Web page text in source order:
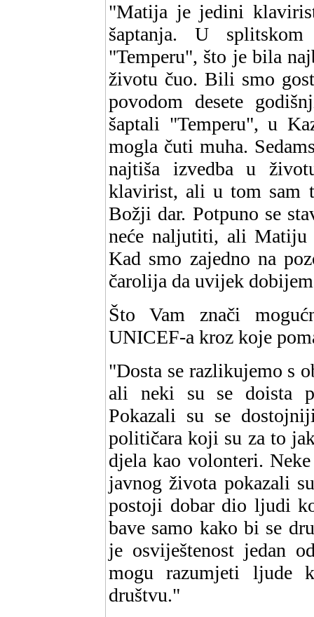
"Matija je jedini
šaptanja. U
"Temperu", što je bila
životu čuo. Bili smo
povodom desete
šaptali "Temperu", u
mogla čuti muha.
najtiša izvedba u
klavirist, ali u tom sam
Božji dar. Potpuno se
neće naljutiti, ali Matiju
Kad smo zajedno na
čarolija da uvijek
Što Vam znači
UNICEF-a kroz koje
"Dosta se razlikujemo s
ali neki su se doista
Pokazali su se
političara koji su za to
djela kao volonteri.
javnog života pokazali
postoji dobar dio ljudi
bave samo kako bi se
je osviještenost jedan
mogu razumjeti ljude
društvu."